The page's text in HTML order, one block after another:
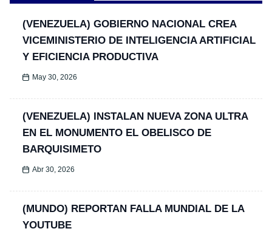
(VENEZUELA) GOBIERNO NACIONAL CREA
VICEMINISTERIO DE INTELIGENCIA ARTIFICIAL
Y EFICIENCIA PRODUCTIVA
May 30, 2026
(VENEZUELA) INSTALAN NUEVA ZONA ULTRA
EN EL MONUMENTO EL OBELISCO DE
BARQUISIMETO
Abr 30, 2026
(MUNDO) REPORTAN FALLA MUNDIAL DE LA
YOUTUBE